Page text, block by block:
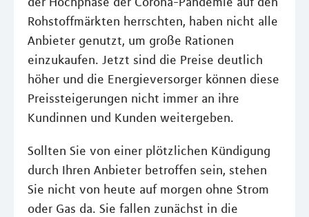
Rohstoffmärkten herrschten, haben nicht alle
Anbieter genutzt, um große Rationen
einzukaufen. Jetzt sind die Preise deutlich
höher und die Energieversorger können diese
Preissteigerungen nicht immer an ihre
Kundinnen und Kunden weitergeben.
Sollten Sie von einer plötzlichen Kündigung
durch Ihren Anbieter betroffen sein, stehen
Sie nicht von heute auf morgen ohne Strom
oder Gas da. Sie fallen zunächst in die